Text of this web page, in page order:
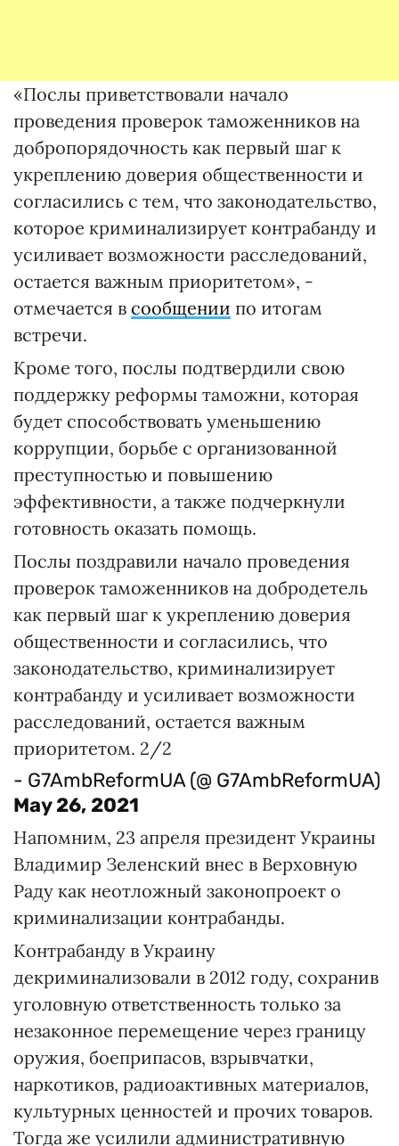
«Послы приветствовали начало
проведения проверок таможенников на
добропорядочность как первый шаг к
укреплению доверия общественности и
согласились с тем, что законодательство,
которое криминализирует контрабанду и
усиливает возможности расследований,
остается важным приоритетом», -
отмечается в сообщении по итогам
встречи.
Кроме того, послы подтвердили свою
поддержку реформы таможни, которая
будет способствовать уменьшению
коррупции, борьбе с организованной
преступностью и повышению
эффективности, а также подчеркнули
готовность оказать помощь.
Послы поздравили начало проведения
проверок таможенников на добродетель
как первый шаг к укреплению доверия
общественности и согласились, что
законодательство, криминализирует
контрабанду и усиливает возможности
расследований, остается важным
приоритетом. 2/2
- G7AmbReformUA (@ G7AmbReformUA)
May 26, 2021
Напомним, 23 апреля президент Украины
Владимир Зеленский внес в Верховную
Раду как неотложный законопроект о
криминализации контрабанды.
Контрабанду в Украину
декриминализовали в 2012 году, сохранив
уголовную ответственность только за
незаконное перемещение через границу
оружия, боеприпасов, взрывчатки,
наркотиков, радиоактивных материалов,
культурных ценностей и прочих товаров.
Тогда же усилили административную